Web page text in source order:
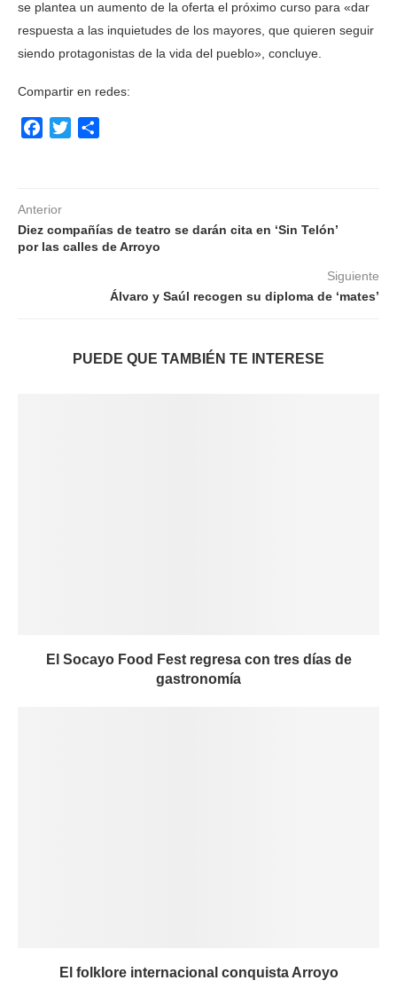
se plantea un aumento de la oferta el próximo curso para «dar
respuesta a las inquietudes de los mayores, que quieren seguir
siendo protagonistas de la vida del pueblo», concluye.
Compartir en redes:
Facebook
Twitter
Anterior
Diez compañías de teatro se darán cita en ‘Sin Telón’
por las calles de Arroyo
Siguiente
Álvaro y Saúl recogen su diploma de ‘mates’
PUEDE QUE TAMBIÉN TE INTERESE
El Socayo Food Fest regresa con tres días de
gastronomía
El folklore internacional conquista Arroyo